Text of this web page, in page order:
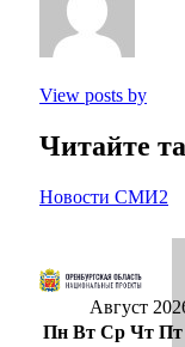
View posts by
Читайте
Новости СМИ2
Август
Пн Вт Ср Чт Пт